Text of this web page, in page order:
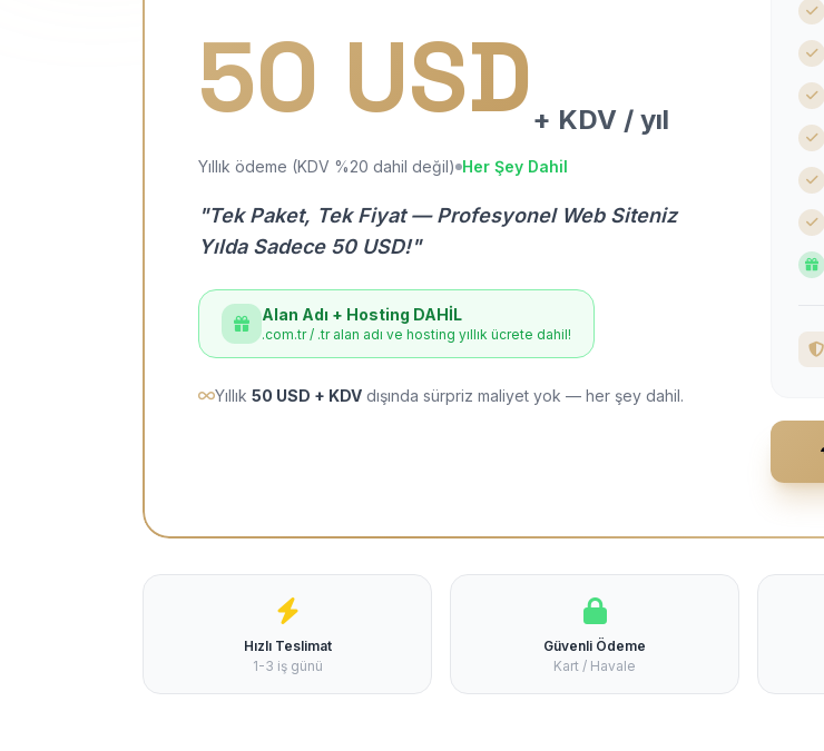
50 USD + KDV / yıl
Yıllık ödeme (KDV %20 dahil değil) Her Şey Dahil
"Tek Paket, Tek Fiyat — Profesyonel Web Siteniz
Yılda Sadece 50 USD!"
Alan Adı + Hosting DAHİL
.com.tr / .tr alan adı ve hosting yıllık ücrete dahil!
Yıllık 50 USD + KDV dışında sürpriz maliyet yok — her şey dahil.
Hızlı Teslimat
1-3 iş günü
Güvenli Ödeme
Kart / Havale